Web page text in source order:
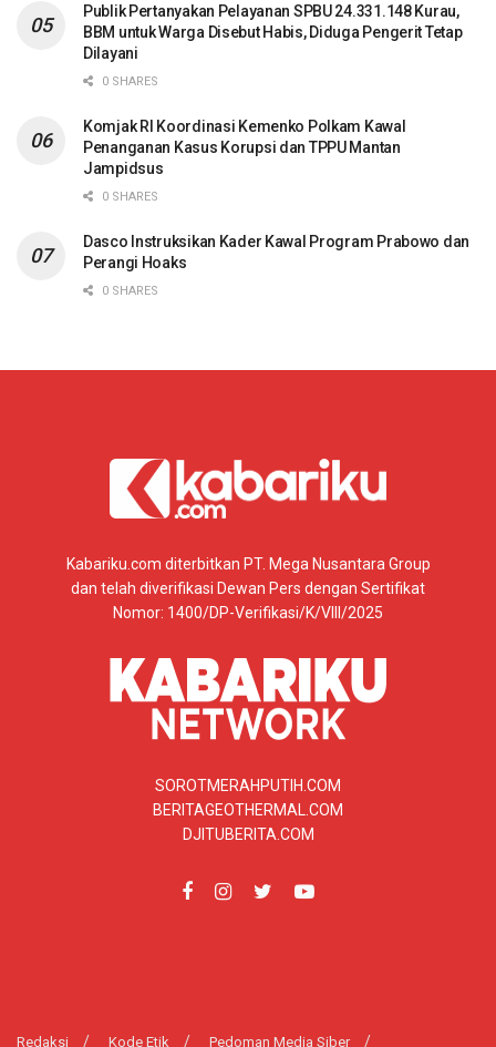
Publik Pertanyakan Pelayanan SPBU 24.331.148 Kurau,
BBM untuk Warga Disebut Habis, Diduga Pengerit Tetap
Dilayani
0 SHARES
Komjak RI Koordinasi Kemenko Polkam Kawal
Penanganan Kasus Korupsi dan TPPU Mantan
Jampidsus
0 SHARES
Dasco Instruksikan Kader Kawal Program Prabowo dan
Perangi Hoaks
0 SHARES
Kabariku.com diterbitkan PT. Mega Nusantara Group
dan telah diverifikasi Dewan Pers dengan Sertifikat
Nomor: 1400/DP-Verifikasi/K/VIII/2025
SOROTMERAHPUTIH.COM
BERITAGEOTHERMAL.COM
DJITUBERITA.COM
Redaksi Kode Etik Pedoman Media Siber